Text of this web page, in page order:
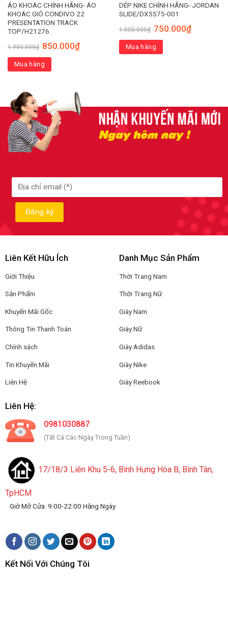
ÁO KHOÁC CHÍNH HÃNG- ÁO
KHOÁC GIÓ CONDIVO 22
PRESENTATION TRACK
TOP/H21276
1.900.000₫ 850.000₫
Mua hàng
DÉP NIKE CHÍNH HÃNG- JORDAN
SLIDE/DX5575-001
1.500.000₫ 750.000₫
Mua hàng
Liên Kết Hữu Ích
Giới Thiệu
Sản Phẩm
Khuyến Mãi Gốc
Thông Tin Thanh Toán
Chính sách
Tin Khuyến Mãi
Liên Hệ
Danh Mục Sản Phẩm
Thời Trang Nam
Thời Trang Nữ
Giày Nam
Giày Nữ
Giày Adidas
Giày Nike
Giày Reebook
Liên Hệ:
0981030887
(Tất Cả Các Ngày Trong Tuần)
17/18/3 Liên Khu 5-6, Bình Hưng Hòa B, Bình Tân,
TpHCM
Giờ Mở Cửa: 9:00-22:00 Hằng Ngày
Kết Nối Với Chúng Tôi